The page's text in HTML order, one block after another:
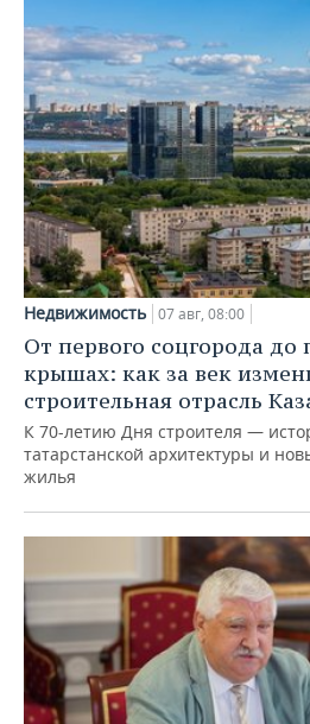
Недвижимость 07 авг, 08:00
От первого соцгорода до
крышах: как за век
строительная отрасль
К 70-летию Дня строителя —
татарстанской архитектуры и
жилья